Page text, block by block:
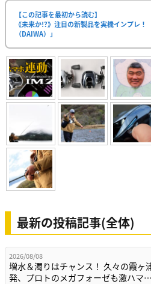
【この記事を最初から読む】
《未来か!?》注目の新製品を実機インプレ
（DAIWA）」
最新の投稿記事(全体)
2026/08/08
増水＆濁りはチャンス！ 久々の霞ヶ
発、プロトのメガフォーゼも激ハマ…